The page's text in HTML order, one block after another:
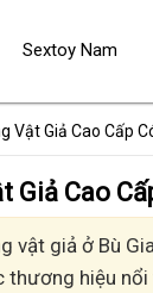
Vật Giả Cao Cấp
Giả Cao
vật giả ở Bù
hiệu nổi
Sextoy Nam